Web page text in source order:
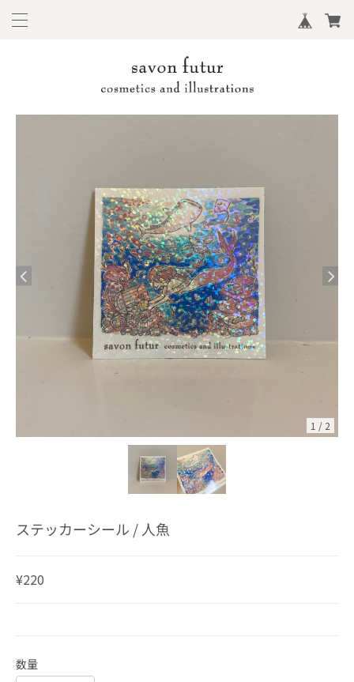
1 / 2
ステッカーシール / 人魚
¥220
数量